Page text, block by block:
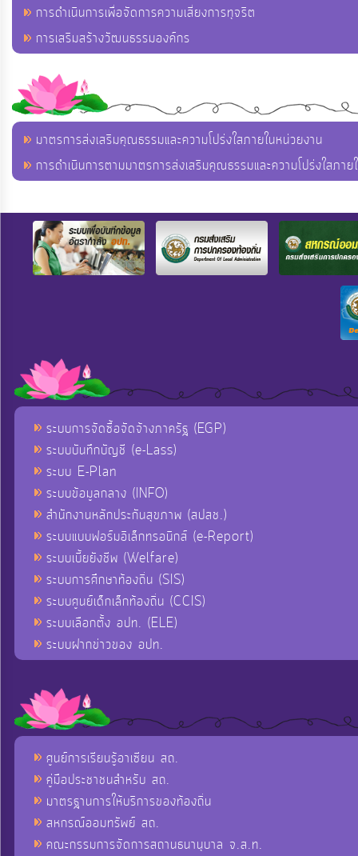
การดำเนินการเพื่อจัดการความเสี่ยงการทุจริต
การเสริมสร้างวัฒนธรรมองค์กร
มาตรการส่งเสริมคุณธรรมและความโปร่งใสภายในหน่วยงาน
การดำเนินการตามมาตรการส่งเสริมคุณธรรมและความโปร่งใสภา
ระบบการจัดซื้อจัดจ้างภาครัฐ (EGP)
ระบบบันทึกบัญชี (e-Lass)
ระบบ E-Plan
ระบบข้อมูลกลาง (INFO)
สำนักงานหลักประกันสุขภาพ (สปสช.)
ระบบแบบฟอร์มอิเล็กทรอนิกส์ (e-Report)
ระบบเบี้ยยังชีพ (Welfare)
ระบบการศึกษาท้องถิ่น (SIS)
ระบบศูนย์เด็กเล็กท้องถิ่น (CCIS)
ระบบเลือกตั้ง อปท. (ELE)
ระบบฝากข่าวของ อปท.
ศูนย์การเรียนรู้อาเซียน สถ.
คู่มือประชาชนสำหรับ สถ.
มาตรฐานการให้บริการของท้องถิ่น
สหกรณ์ออมทรัพย์ สถ.
คณะกรรมการจัดการสถานธนานุบาล จ.ส.ท.